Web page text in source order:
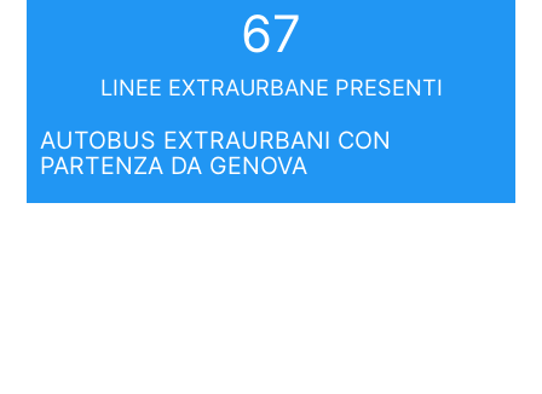
67
LINEE EXTRAURBANE PRESENTI
AUTOBUS EXTRAURBANI CON
PARTENZA DA GENOVA